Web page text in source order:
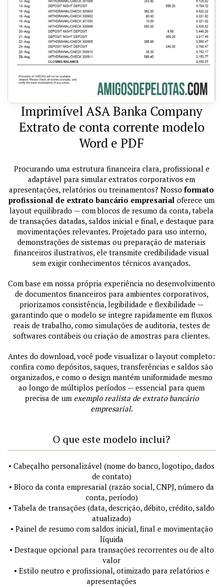
Imprimível ASA Banka Company
Extrato de conta corrente modelo
Word e PDF
Procurando uma estrutura financeira clara, profissional e
adaptável para simular extratos corporativos em
apresentações, relatórios ou treinamentos? Nosso formato
profissional de extrato bancário empresarial oferece um
layout equilibrado — com blocos de resumo da conta, tabela
de transações datadas, saldos inicial e final, e destaque para
movimentações relevantes. Projetado para uso interno,
demonstrações de sistemas ou preparação de materiais
financeiros ilustrativos, ele transmite credibilidade visual
sem exigir conhecimentos técnicos avançados.
Com base em nossa própria experiência no desenvolvimento
de documentos financeiros para ambientes corporativos,
priorizamos consistência, legibilidade e flexibilidade —
garantindo que o modelo se integre rapidamente em fluxos
reais de trabalho, como simulações de auditoria, testes de
softwares contábeis ou criação de amostras para clientes.
Antes do download, você pode visualizar o layout completo:
confira como depósitos, saques, transferências e saldos são
organizados, e como o design mantém uniformidade mesmo
ao longo de múltiplos períodos — essencial para quem
precisa de um exemplo realista de extrato bancário
empresarial.
O que este modelo inclui?
• Cabeçalho personalizável (nome do banco, logotipo, dados
de contato)
• Bloco da conta empresarial (razão social, CNPJ, número da
conta, período)
• Tabela de transações (data, descrição, débito, crédito, saldo
atualizado)
• Painel de resumo com saldos inicial, final e movimentação
líquida
• Destaque opcional para transações recorrentes ou de alto
valor
• Estilo neutro e profissional, otimizado para relatórios e
apresentações